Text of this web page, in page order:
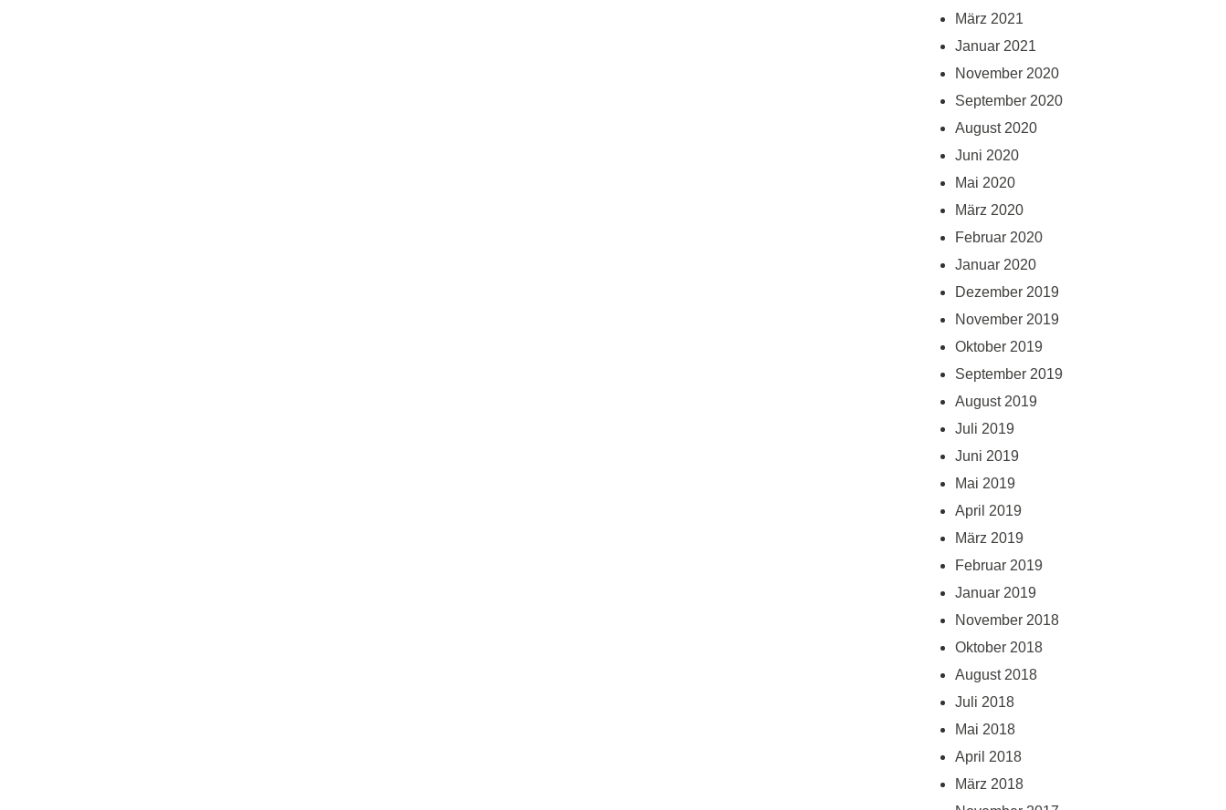
März 2021
Januar 2021
November 2020
September 2020
August 2020
Juni 2020
Mai 2020
März 2020
Februar 2020
Januar 2020
Dezember 2019
November 2019
Oktober 2019
September 2019
August 2019
Juli 2019
Juni 2019
Mai 2019
April 2019
März 2019
Februar 2019
Januar 2019
November 2018
Oktober 2018
August 2018
Juli 2018
Mai 2018
April 2018
März 2018